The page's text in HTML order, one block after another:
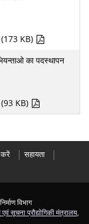
(173 KB)
का पदस्थापन
(93 KB)
सहायता
विभाग
सूचना प्रौद्योगिकी मंत्रालय,